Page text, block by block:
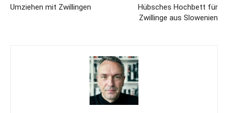
Umziehen mit Zwillingen
Hübsches Hochbett für
Zwillinge aus Slowenien